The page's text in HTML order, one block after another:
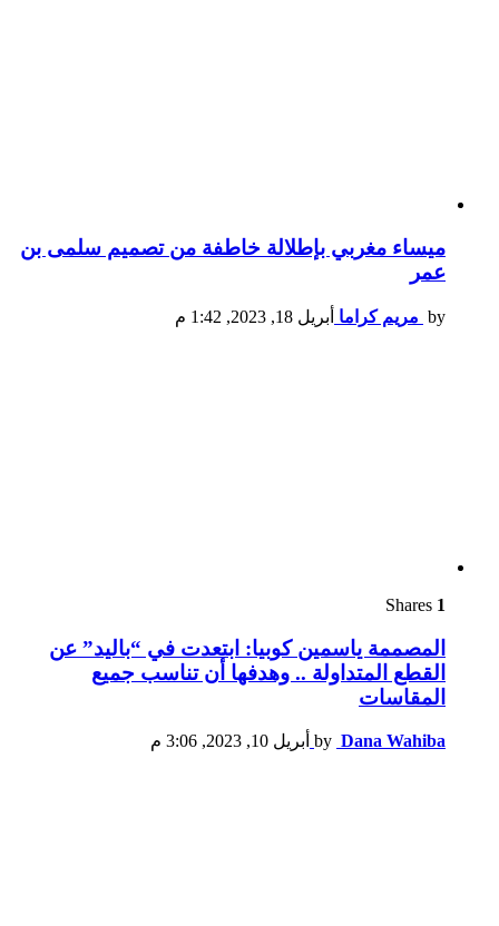
ميساء مغربي بإطلالة خاطفة من تصميم سلمى بن
عمر
by مريم كراما أبريل 18, 2023, 1:42 م
1
المصممة ياسمين كوبيا: ابتعدت في “باليد” عن
القطع المتداولة .. وهدفها أن تناسب جميع
المقاسات
by Dana Wahiba أبريل 10, 2023, 3:06 م